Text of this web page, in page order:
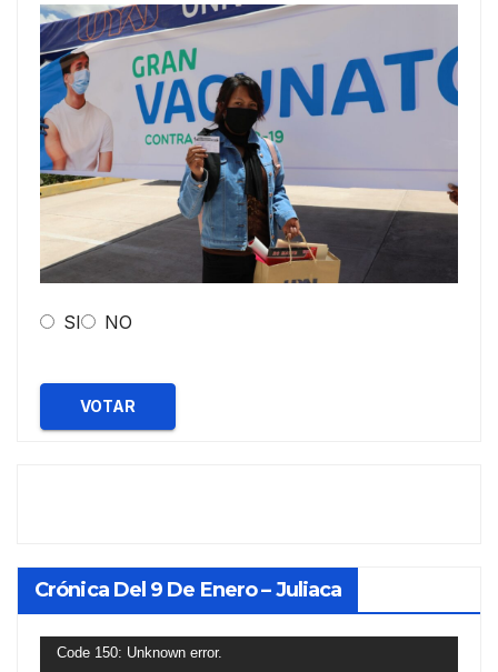
SI NO
VOTAR
Crónica Del 9 De Enero – Juliaca
Reproductor
Code 150: Unknown error.